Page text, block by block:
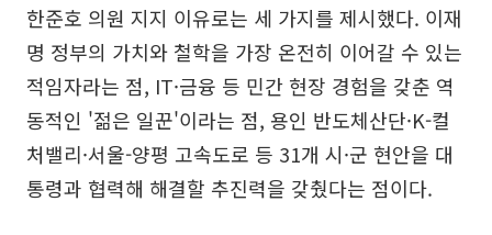
한준호 의원 지지 이유로는 세 가지를 제시했다. 이재
명 정부의 가치와 철학을 가장 온전히 이어갈 수 있는
적임자라는 점, IT·금융 등 민간 현장 경험을 갖춘 역
동적인 '젊은 일꾼'이라는 점, 용인 반도체산단·K-컬
처밸리·서울-양평 고속도로 등 31개 시·군 현안을 대
통령과 협력해 해결할 추진력을 갖췄다는 점이다.